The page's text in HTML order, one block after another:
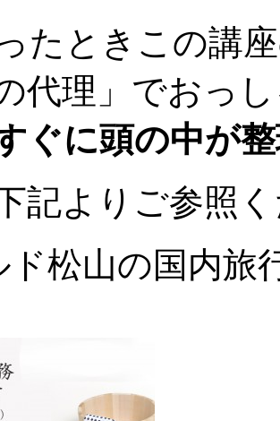
たときこの講
代理」でおっ
ぐに頭の中が
記よりご参照
ド松山の国内旅